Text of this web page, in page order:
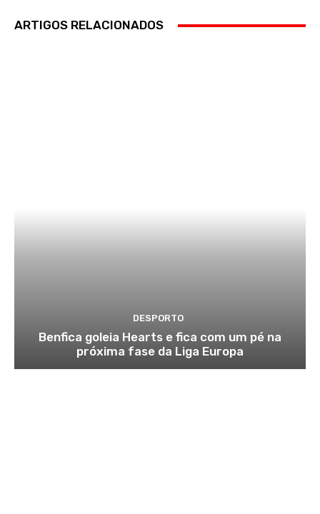
ARTIGOS RELACIONADOS
DESPORTO
Benfica goleia Hearts e fica com um pé na
próxima fase da Liga Europa